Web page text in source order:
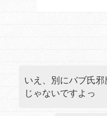
いえ、別にバブ氏
じゃないですよっ